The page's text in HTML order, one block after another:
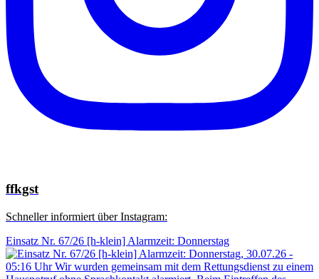
ffkgst
Schneller informiert über Instagram:
Einsatz Nr. 67/26 [h-klein] Alarmzeit: Donnerstag